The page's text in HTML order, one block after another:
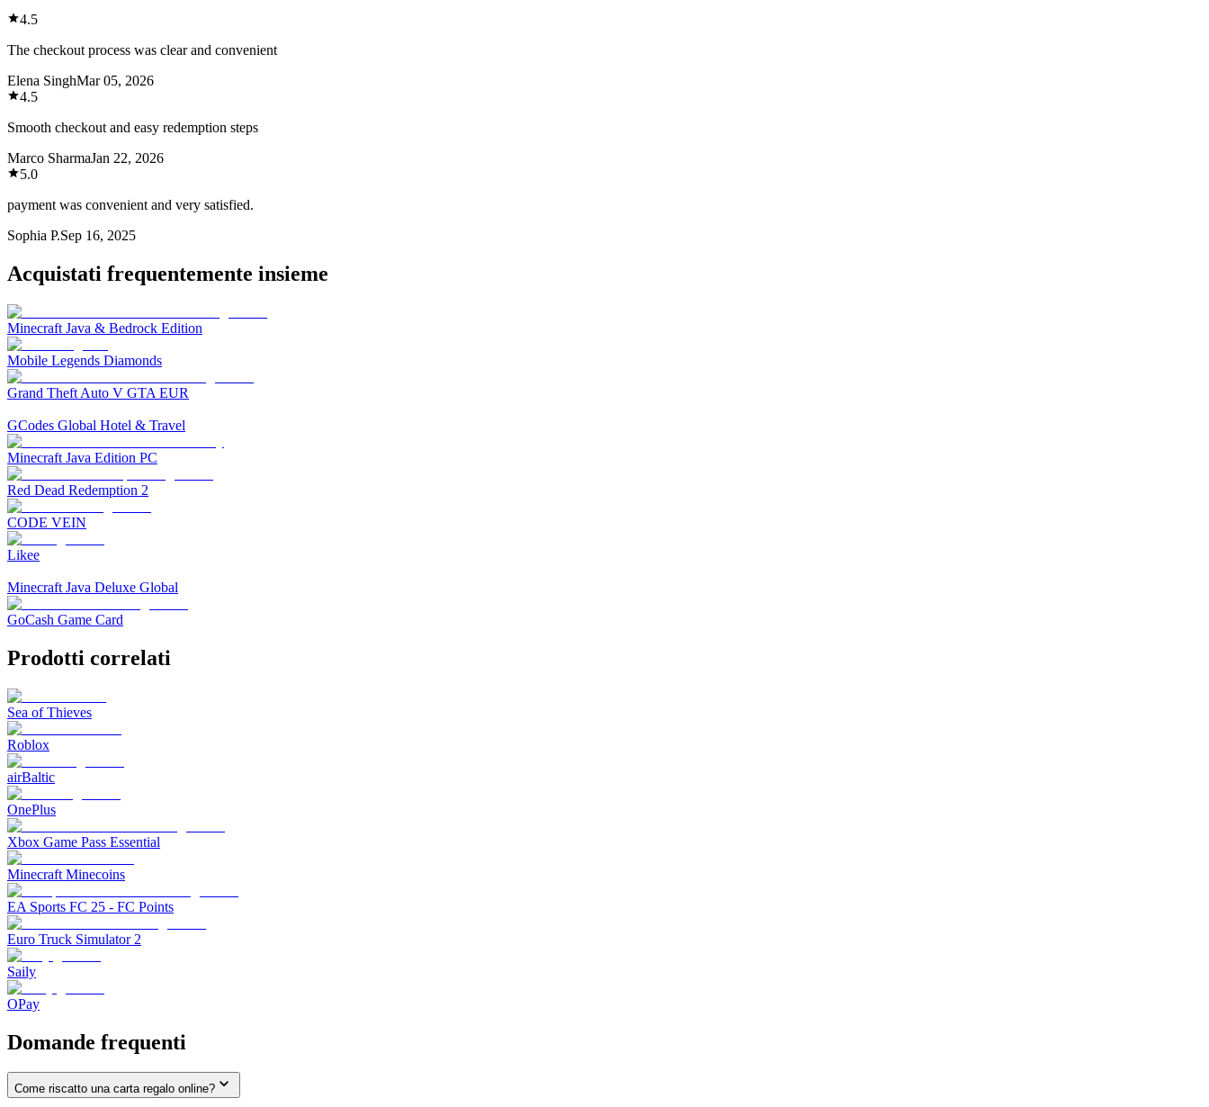
4.5
The checkout process was clear and convenient
Elena SinghMar 05, 2026
4.5
Smooth checkout and easy redemption steps
Marco SharmaJan 22, 2026
5.0
payment was convenient and very satisfied.
Sophia P.Sep 16, 2025
Acquistati frequentemente insieme
Minecraft Java & Bedrock Edition
Mobile Legends Diamonds
Grand Theft Auto V GTA EUR
GCodes Global Hotel & Travel
Minecraft Java Edition PC
Red Dead Redemption 2
CODE VEIN
Likee
Minecraft Java Deluxe Global
GoCash Game Card
Prodotti correlati
Sea of Thieves
Roblox
airBaltic
OnePlus
Xbox Game Pass Essential
Minecraft Minecoins
EA Sports FC 25 - FC Points
Euro Truck Simulator 2
Saily
OPay
Domande frequenti
Come riscatto una carta regalo online?